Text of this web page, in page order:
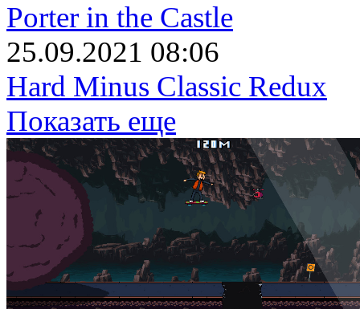
Porter in the Castle
25.09.2021 08:06
Hard Minus Classic Redux
Показать еще